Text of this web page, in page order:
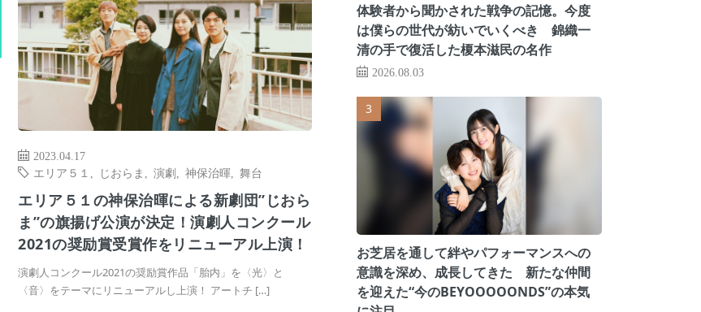
2023.04.17
エリア５１
じおらま ,演劇 ,神保治暉 ,舞台
エリア５１の神保治暉による新劇団”じおら
ま”の旗揚げ公演が決定！演劇人コンクール
2021の奨励賞受賞作をリニューアル上演！
演劇人コンクール2021の奨励賞作品「胎内」を〈光〉と
〈音〉をテーマにリニューアルし上演！ アートチ […]
体験者から聞かされた戦争の記憶。今度
は僕らの世代が紡いでいくべき 錦織一
清の手で復活した榎本滋民の名作
2026.08.03
お芝居を通して絆やパフォーマンスへの
意識を深め、成長してきた 新たな仲間
を迎えた“今のBEYOOOOONDS”の本気